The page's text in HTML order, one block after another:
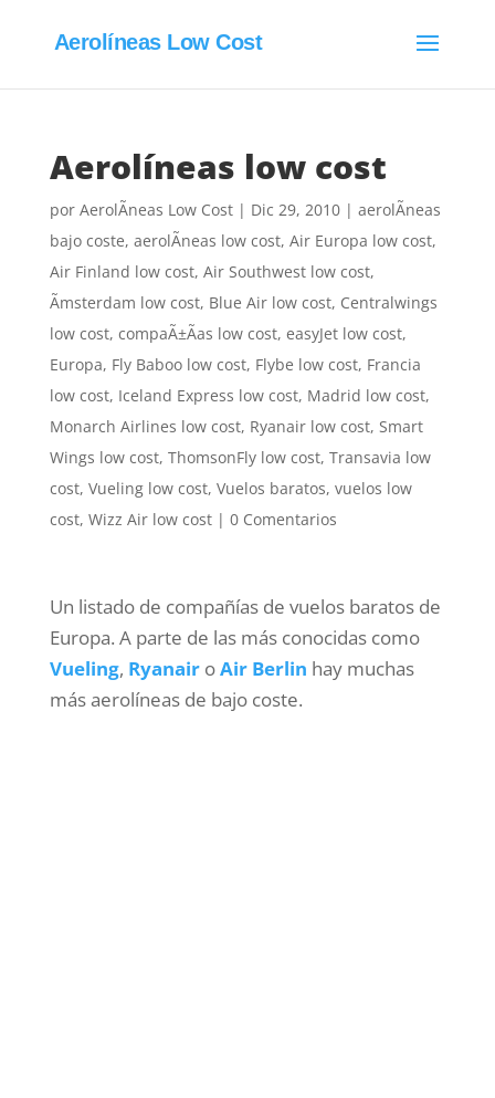
Aerolíneas Low Cost
Aerolíneas low cost
por AerolÃ­neas Low Cost| Dic 29, 2010| aerolÃ­neas
bajo coste, aerolÃ­neas low cost, Air Europa low cost,
Air Finland low cost, Air Southwest low cost,
Ãmsterdam low cost, Blue Air low cost, Centralwings
low cost, compaÃ±Ã­as low cost, easyJet low cost,
Europa, Fly Baboo low cost, Flybe low cost, Francia
low cost, Iceland Express low cost, Madrid low cost,
Monarch Airlines low cost, Ryanair low cost, Smart
Wings low cost, ThomsonFly low cost, Transavia low
cost, Vueling low cost, Vuelos baratos, vuelos low
cost, Wizz Air low cost| 0 Comentarios
Un listado de compañías de vuelos baratos de
Europa. A parte de las más conocidas como
Vueling, RyanairoAir Berlin hay muchas
más aerolíneas de bajo coste.